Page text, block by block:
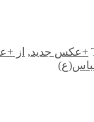
+عکس جدید, از